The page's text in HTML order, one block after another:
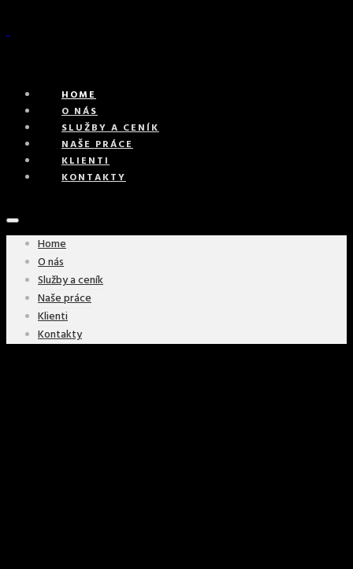
HOME
O NÁS
SLUŽBY A CENÍK
NAŠE PRÁCE
KLIENTI
KONTAKTY
Home
O nás
Služby a ceník
Naše práce
Klienti
Kontakty